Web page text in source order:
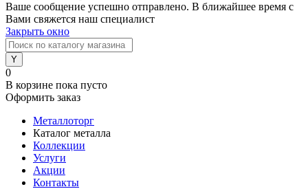
Ваше сообщение успешно отправлено. В ближайшее время с
Вами свяжется наш специалист
Закрыть окно
0
В корзине пока пусто
Оформить заказ
Металлоторг
Каталог металла
Коллекции
Услуги
Акции
Контакты